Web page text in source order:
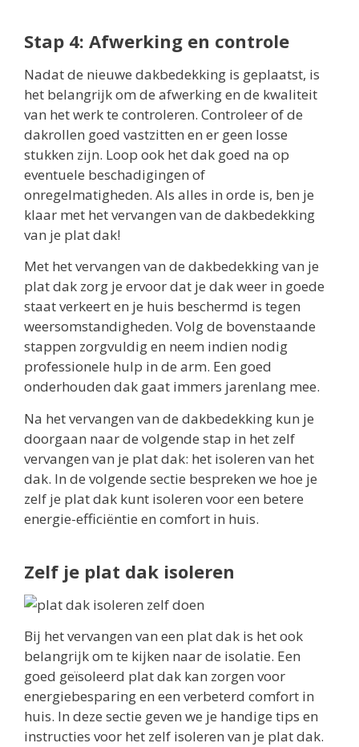
Stap 4: Afwerking en controle
Nadat de nieuwe dakbedekking is geplaatst, is
het belangrijk om de afwerking en de kwaliteit
van het werk te controleren. Controleer of de
dakrollen goed vastzitten en er geen losse
stukken zijn. Loop ook het dak goed na op
eventuele beschadigingen of
onregelmatigheden. Als alles in orde is, ben je
klaar met het vervangen van de dakbedekking
van je plat dak!
Met het vervangen van de dakbedekking van je
plat dak zorg je ervoor dat je dak weer in goede
staat verkeert en je huis beschermd is tegen
weersomstandigheden. Volg de bovenstaande
stappen zorgvuldig en neem indien nodig
professionele hulp in de arm. Een goed
onderhouden dak gaat immers jarenlang mee.
Na het vervangen van de dakbedekking kun je
doorgaan naar de volgende stap in het zelf
vervangen van je plat dak: het isoleren van het
dak. In de volgende sectie bespreken we hoe je
zelf je plat dak kunt isoleren voor een betere
energie-efficiëntie en comfort in huis.
Zelf je plat dak isoleren
Bij het vervangen van een plat dak is het ook
belangrijk om te kijken naar de isolatie. Een
goed geïsoleerd plat dak kan zorgen voor
energiebesparing en een verbeterd comfort in
huis. In deze sectie geven we je handige tips en
instructies voor het zelf isoleren van je plat dak.